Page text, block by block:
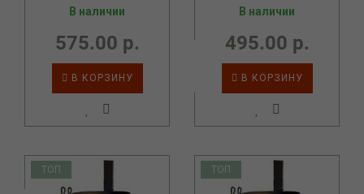
В наличии
575.00 р.
В КОРЗИНУ
В наличии
495.00 р.
В КОРЗИНУ
ТОП ТОП